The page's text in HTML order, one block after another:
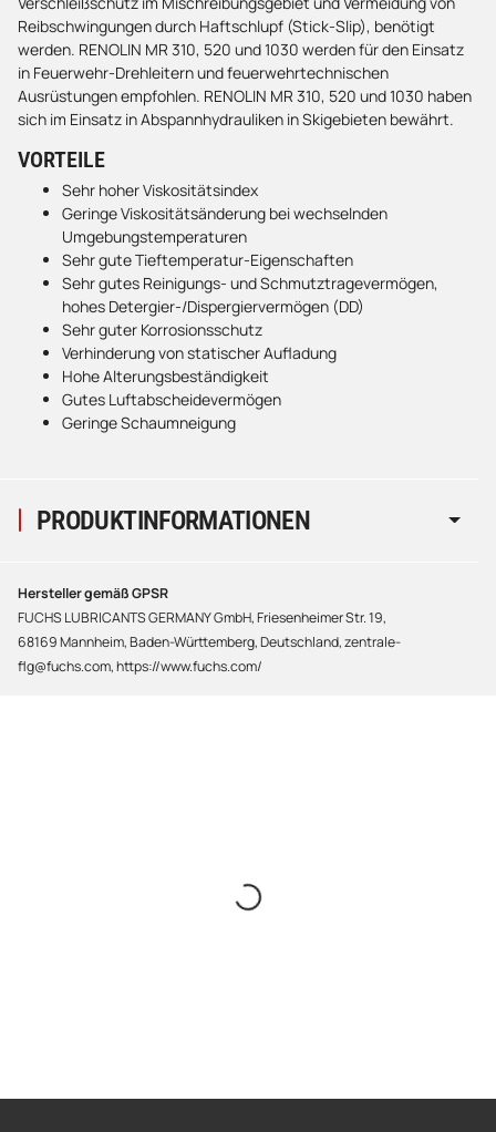
PRODUKTINFORMATIONEN
Reibschwingungen durch Haftschlupf (Stick-Slip), benötigt
werden. RENOLIN MR 310, 520 und 1030 werden für den Einsatz
in Feuerwehr-Drehleitern und feuerwehrtechnischen
Ausrüstungen empfohlen. RENOLIN MR 310, 520 und 1030 haben
sich im Einsatz in Abspannhydrauliken in Skigebieten bewährt.
VORTEILE
Sehr hoher Viskositätsindex
Geringe Viskositätsänderung bei wechselnden
Umgebungstemperaturen
Sehr gute Tieftemperatur-Eigenschaften
Sehr gutes Reinigungs- und Schmutztragevermögen,
hohes Detergier-/Dispergiervermögen (DD)
Sehr guter Korrosionsschutz
Verhinderung von statischer Aufladung
Hohe Alterungsbeständigkeit
Gutes Luftabscheidevermögen
Geringe Schaumneigung
Hersteller gemäß GPSR
FUCHS LUBRICANTS GERMANY GmbH, Friesenheimer Str. 19,
68169 Mannheim, Baden-Württemberg, Deutschland, zentrale-
flg@fuchs.com, https://www.fuchs.com/